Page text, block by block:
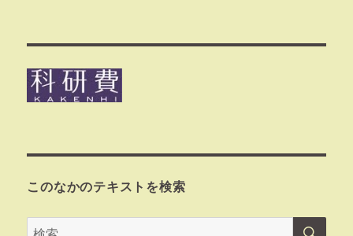
このなかのテキストを検索
検
検